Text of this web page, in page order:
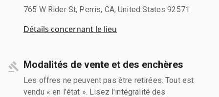
765 W Rider St, Perris, CA, United States 92571
Détails concernant le lieu
Modalités de vente et des enchères
Les offres ne peuvent pas être retirées. Tout est
vendu « en l'état ». Lisez l'intégralité des